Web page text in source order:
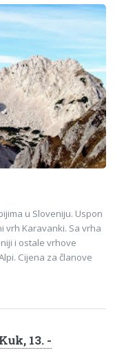
u Sloveniju. Uspon
vrh Karavanki. Sa vrha
i ostale vrhove
Cijena za članove
13. -